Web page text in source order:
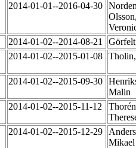
2014-01-01--2016-04-30
2014-01-02--2014-08-21
2014-01-02--2015-01-08
2014-01-02--2015-09-30
Malin
2014-01-02--2015-11-12
2014-01-02--2015-12-29